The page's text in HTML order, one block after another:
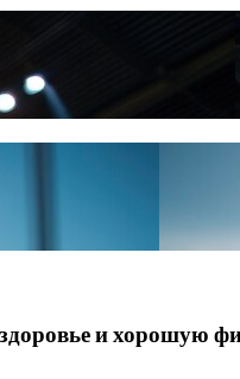
и хорошую